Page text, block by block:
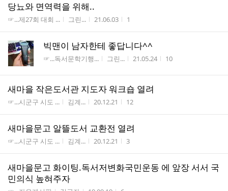
당뇨와 면역력을 위해..
게시판명
☞...제27회 대회 ... 작성자
그린... 작성시간
21.06.03 조회수
1
빅맨이 남자한테 좋답니다^^
게시판명
☞...독서문학기행... 작성자
그린... 작성시간
21.05.24 조회수
10
새마을 작은도서관 지도자 워크숍 열려
게시판명
☞...시군구 시도 ... 작성자
김계... 작성시간
20.12.21 조회수
12
새마을문고 알뜰도서 교환전 열려
게시판명
☞...시군구 시도 ... 작성자
김계... 작성시간
20.12.21 조회수
3
새마을문고 화이팅.독서저변화국민운동 에 앞장 서서 국
민의식 높혀주자